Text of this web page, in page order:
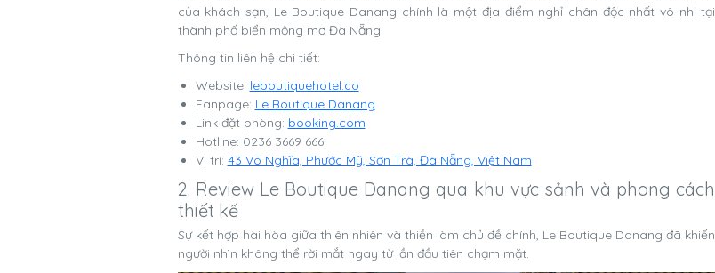
của khách sạn, Le Boutique Danang chính là một địa điểm nghỉ chân độc nhất vô nhị tại
thành phố biển mộng mơ Đà Nẵng.
Thông tin liên hệ chi tiết:
Website: leboutiquehotel.co
Fanpage: Le Boutique Danang
Link đặt phòng: booking.com
Hotline: 0236 3669 666
Vị trí: 43 Võ Nghĩa, Phước Mỹ, Sơn Trà, Đà Nẵng, Việt Nam
2. Review Le Boutique Danang qua khu vực sảnh và phong cách
thiết kế
Sự kết hợp hài hòa giữa thiên nhiên và thiền làm chủ đề chính, Le Boutique Danang đã khiến
người nhìn không thể rời mắt ngay từ lần đầu tiên chạm mặt.